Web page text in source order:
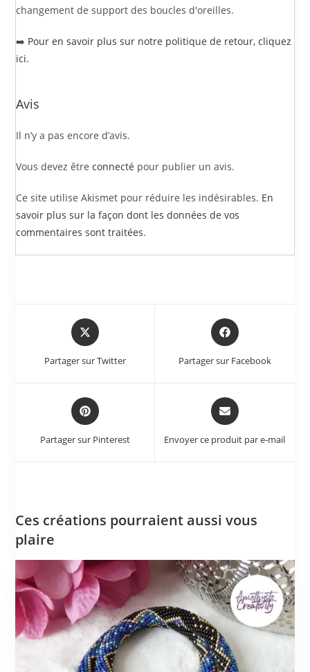
changement de support des boucles d'oreilles.
➡️ Pour en savoir plus sur notre politique de retour, cliquez
ici.
Avis
Il n’y a pas encore d’avis.
Vous devez êtreconnecté pour publier un avis.
Ce site utilise Akismet pour réduire les indésirables. En
savoir plus sur la façon dont les données de vos
commentaires sont traitées.
Partager sur Twitter Partager sur Facebook
Partager sur Pinterest Envoyer ce produit par e-mail
Ces créations pourraient aussi vous
plaire